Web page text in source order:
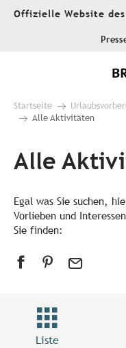
AllerOffizielle Website
Startseite
Alle Aktivitäten
Alle
Egal was Sie suchen,
Vorlieben und
Sie finden:
Liste